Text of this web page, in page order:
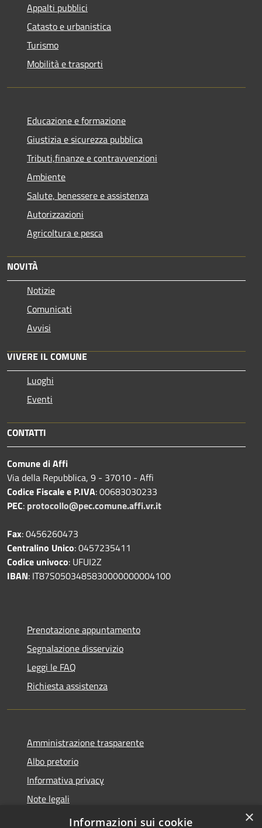
Appalti pubblici
Catasto e urbanistica
Turismo
Mobilità e trasporti
Educazione e formazione
Giustizia e sicurezza pubblica
Tributi,finanze e contravvenzioni
Ambiente
Salute, benessere e assistenza
Autorizzazioni
Agricoltura e pesca
NOVITÀ
Notizie
Comunicati
Avvisi
VIVERE IL COMUNE
Luoghi
Eventi
CONTATTI
Comune di Affi
Via della Repubblica, 9 - 37010 - Affi
Codice Fiscale e P.IVA: 00683030233
PEC: protocollo@pec.comune.affi.vr.it
Fax: 0456260473
Centralino Unico: 0457235411
Codice univoco: UFUI2Z
IBAN: IT87S0503485830000000004100
Prenotazione appuntamento
Segnalazione disservizio
Leggi le FAQ
Richiesta assistenza
Amministrazione trasparente
Albo pretorio
Informativa privacy
Note legali
Dichiarazione di accessibilità
×
Informazioni sui cookie